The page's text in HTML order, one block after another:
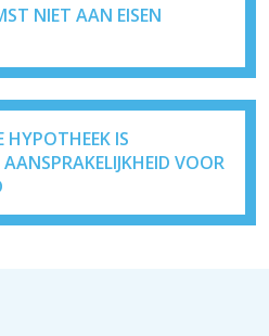
NIET AAN EISEN
HYPOTHEEK IS
VOOR